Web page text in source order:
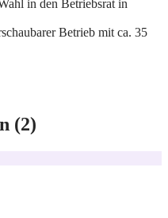
in den Betriebsrat in
Betrieb mit ca. 35
(2)